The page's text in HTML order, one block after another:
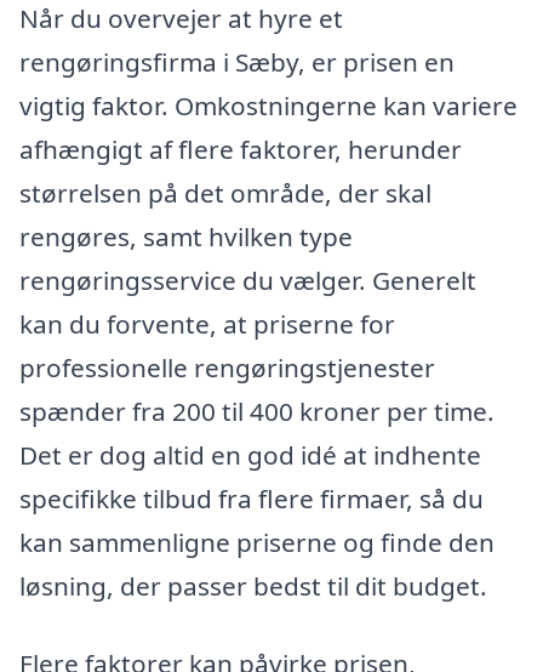
Når du overvejer at hyre et
rengøringsfirma i Sæby, er prisen en
vigtig faktor. Omkostningerne kan variere
afhængigt af flere faktorer, herunder
størrelsen på det område, der skal
rengøres, samt hvilken type
rengøringsservice du vælger. Generelt
kan du forvente, at priserne for
professionelle rengøringstjenester
spænder fra 200 til 400 kroner per time.
Det er dog altid en god idé at indhente
specifikke tilbud fra flere firmaer, så du
kan sammenligne priserne og finde den
løsning, der passer bedst til dit budget.
Flere faktorer kan påvirke prisen,